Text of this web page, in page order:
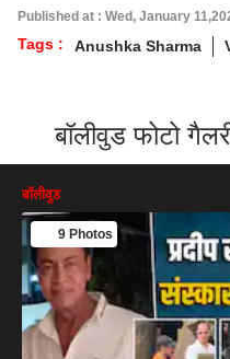
Published at : Wed, January
Tags : Anushka Sharma
बॉलीवुड फोटो
बॉलीवुड
9 Photos